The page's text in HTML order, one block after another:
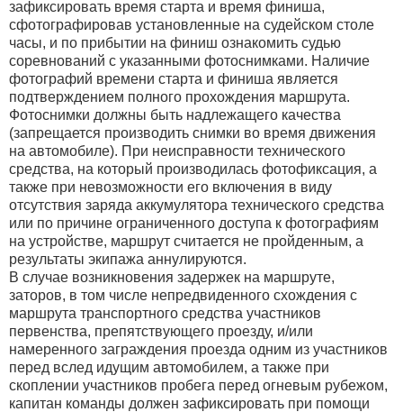
зафиксировать время старта и время финиша,
сфотографировав установленные на судейском столе
часы, и по прибытии на финиш ознакомить судью
соревнований с указанными фотоснимками. Наличие
фотографий времени старта и финиша является
подтверждением полного прохождения маршрута.
Фотоснимки должны быть надлежащего качества
(запрещается производить снимки во время движения
на автомобиле). При неисправности технического
средства, на который производилась фотофиксация, а
также при невозможности его включения в виду
отсутствия заряда аккумулятора технического средства
или по причине ограниченного доступа к фотографиям
на устройстве, маршрут считается не пройденным, а
результаты экипажа аннулируются.
В случае возникновения задержек на маршруте,
заторов, в том числе непредвиденного схождения с
маршрута транспортного средства участников
первенства, препятствующего проезду, и/или
намеренного заграждения проезда одним из участников
перед вслед идущим автомобилем, а также при
скоплении участников пробега перед огневым рубежом,
капитан команды должен зафиксировать при помощи